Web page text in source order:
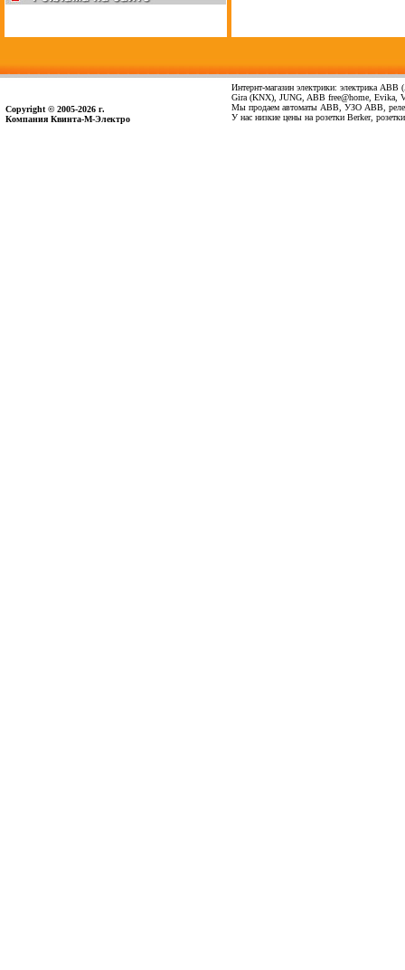
Copyright © 2005-2026 г.
Компания Квинта-М-Электро
Интернт-магазин электрики: электрика
Gira (KNX), JUNG, ABB free@home, Evika,
Мы продаем автоматы ABB, УЗО ABB, реле
У нас низкие цены на розетки Berker,